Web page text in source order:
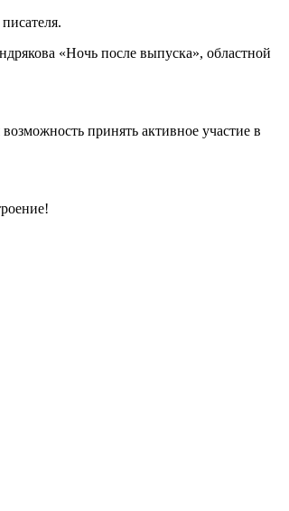
«Ночь после выпуска», областной
принять активное участие в